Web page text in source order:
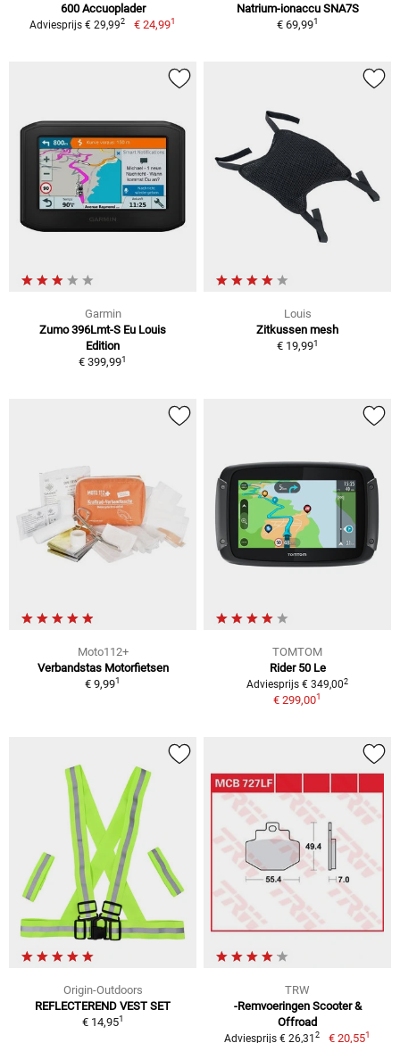
600 Accuoplader
Adviesprijs € 29,992 € 24,991
Natrium-ionaccu SNA7S
€ 69,991
Garmin
Zumo 396Lmt-S Eu Louis
Edition
€ 399,991
Louis
Zitkussen mesh
€ 19,991
Moto112+
Verbandstas Motorfietsen
€ 9,991
TOMTOM
Rider 50 Le
Adviesprijs € 349,002
€ 299,001
Origin-Outdoors
REFLECTEREND VEST SET
€ 14,951
TRW
-Remvoeringen Scooter &
Offroad
Adviesprijs € 26,312 € 20,551